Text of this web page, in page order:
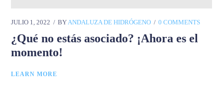
JULIO 1, 2022 BY ANDALUZA DE HIDRÓGENO 0 COMMENTS
¿Qué no estás asociado? ¡Ahora es el
momento!
LEARN MORE